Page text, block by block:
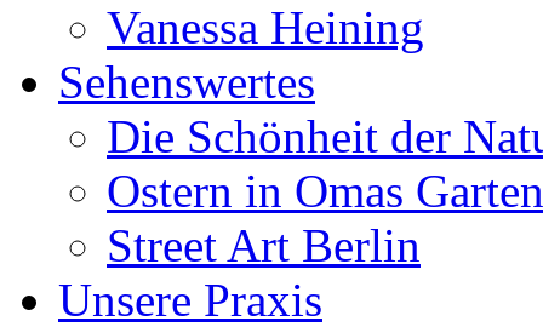
Vanessa Heining
Sehenswertes
Die Schönheit der
Ostern in Omas Garten
Street Art Berlin
Unsere Praxis